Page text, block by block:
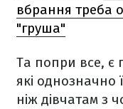
вбрання треба
"груша"
Та попри все, є
які однозначно
ніж дівчатам з